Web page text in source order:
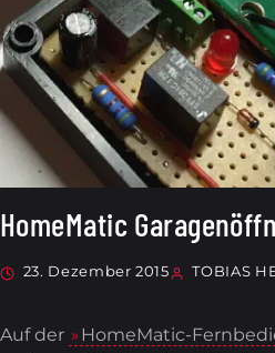
HomeMatic
23. Dezember 2015 TOBIAS
Auf der HomeMatic-